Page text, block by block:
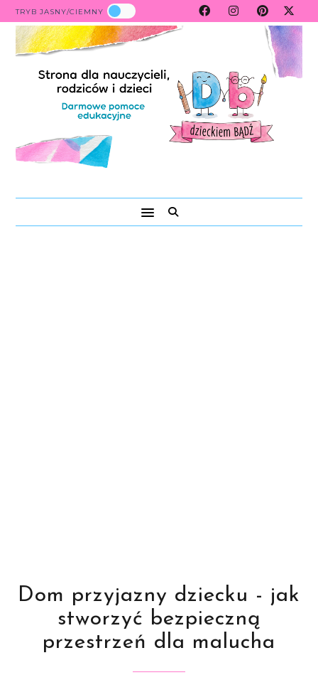
TRYB JASNY/CIEMNY
Dom przyjazny dziecku - jak
stworzyć bezpieczną
przestrzeń dla malucha